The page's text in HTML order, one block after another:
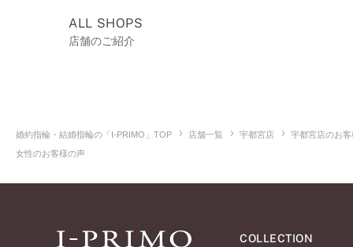
ALL SHOPS
店舗のご紹介
婚約指輪・結婚指輪の「I-PRIMO」TOP 店舗一覧 宇都宮店
宇都宮店のお
女性のお客様の声
COLLECTION